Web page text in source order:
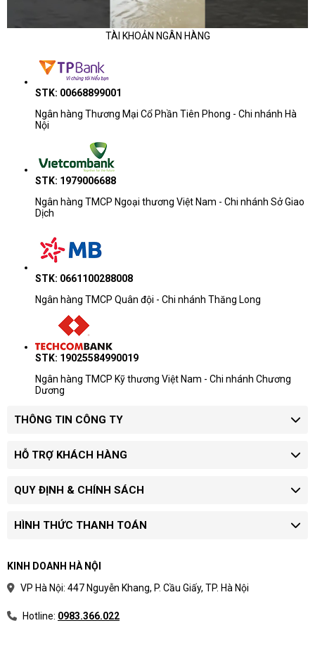
TÀI KHOẢN NGÂN HÀNG
STK: 00668899001
Ngân hàng Thương Mại Cổ Phần Tiên Phong - Chi nhánh Hà
Nội
STK: 1979006688
Ngân hàng TMCP Ngoại thương Việt Nam - Chi nhánh Sở Giao
Dịch
STK: 0661100288008
Ngân hàng TMCP Quân đội - Chi nhánh Thăng Long
STK: 19025584990019
Ngân hàng TMCP Kỹ thương Việt Nam - Chi nhánh Chương
Dương
THÔNG TIN CÔNG TY
HỖ TRỢ KHÁCH HÀNG
QUY ĐỊNH & CHÍNH SÁCH
HÌNH THỨC THANH TOÁN
KINH DOANH HÀ NỘI
VP Hà Nội: 447 Nguyễn Khang, P. Cầu Giấy, TP. Hà Nội
Hotline: 0983.366.022